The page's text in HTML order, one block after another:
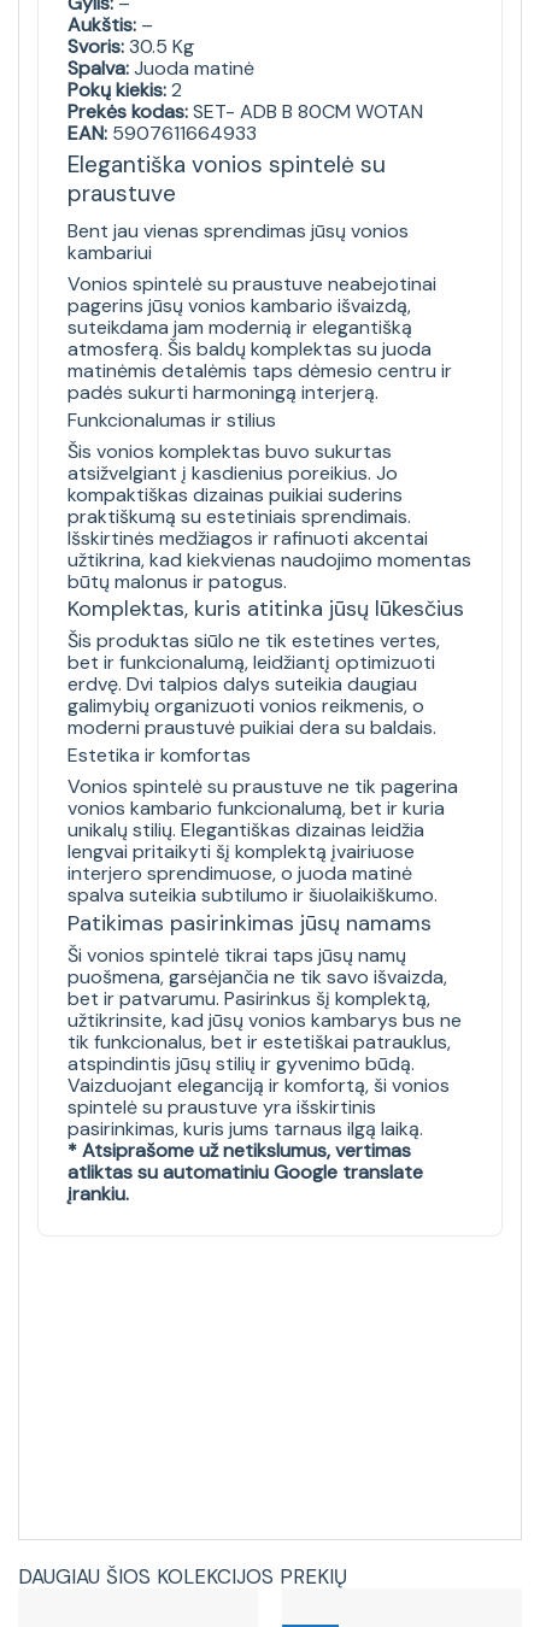
Aukštis: –
Svoris:30.5 Kg
Spalva:Juoda matinė
Pokų kiekis:2
Prekės kodas:SET- ADB B 80CM WOTAN
EAN: 5907611664933
Elegantiška vonios spintelė su
praustuve
Bent jau vienas sprendimas jūsų vonios
kambariui
Vonios spintelė su praustuve neabejotinai
pagerins jūsų vonios kambario išvaizdą,
suteikdama jam modernią ir elegantišką
atmosferą. Šis baldų komplektas su juoda
matinėmis detalėmis taps dėmesio centru ir
padės sukurti harmoningą interjerą.
Funkcionalumas ir stilius
Šis vonios komplektas buvo sukurtas
atsižvelgiant į kasdienius poreikius. Jo
kompaktiškas dizainas puikiai suderins
praktiškumą su estetiniais sprendimais.
Išskirtinės medžiagos ir rafinuoti akcentai
užtikrina, kad kiekvienas naudojimo momentas
būtų malonus ir patogus.
Komplektas, kuris atitinka jūsų lūkesčius
Šis produktas siūlo ne tik estetines vertes,
bet ir funkcionalumą, leidžiantį optimizuoti
erdvę. Dvi talpios dalys suteikia daugiau
galimybių organizuoti vonios reikmenis, o
moderni praustuvė puikiai dera su baldais.
Estetika ir komfortas
Vonios spintelė su praustuve ne tik pagerina
vonios kambario funkcionalumą, bet ir kuria
unikalų stilių. Elegantiškas dizainas leidžia
lengvai pritaikyti šį komplektą įvairiuose
interjero sprendimuose, o juoda matinė
spalva suteikia subtilumo ir šiuolaikiškumo.
Patikimas pasirinkimas jūsų namams
Ši vonios spintelė tikrai taps jūsų namų
puošmena, garsėjančia ne tik savo išvaizda,
bet ir patvarumu. Pasirinkus šį komplektą,
užtikrinsite, kad jūsų vonios kambarys bus ne
tik funkcionalus, bet ir estetiškai patrauklus,
atspindintis jūsų stilių ir gyvenimo būdą.
Vaizduojant eleganciją ir komfortą, ši vonios
spintelė su praustuve yra išskirtinis
pasirinkimas, kuris jums tarnaus ilgą laiką.
* Atsiprašome už netikslumus, vertimas
atliktas su automatiniu Google translate
įrankiu.
DAUGIAU ŠIOS KOLEKCIJOS PREKIŲ